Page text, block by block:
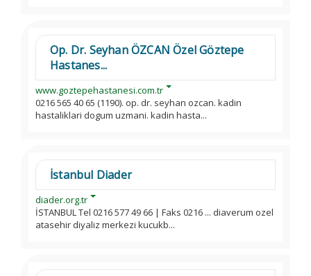
Op. Dr. Seyhan ÖZCAN Özel Göztepe
Hastanes...
www.goztepehastanesi.com.tr
0216 565 40 65 (1190). op. dr. seyhan ozcan. kadin
hastaliklari dogum uzmani. kadin hasta...
İstanbul Diader
diader.org.tr
İSTANBUL Tel 0216 577 49 66 | Faks 0216 ... diaverum ozel
atasehir diyaliz merkezi kucukb...